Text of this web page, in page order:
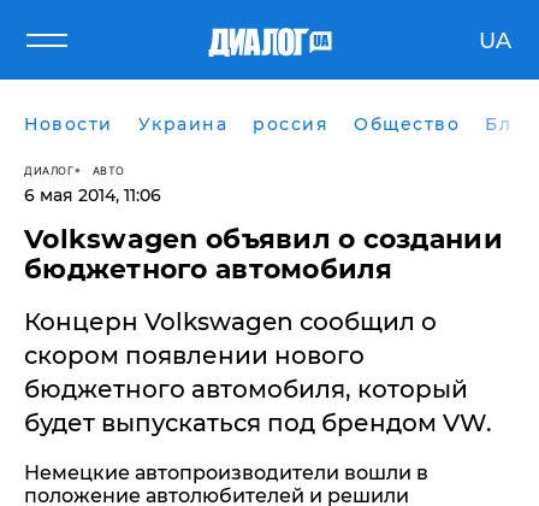
UA
Новости Украина россия Общество
ДИАЛОГ АВТО
6 мая 2014, 11:06
Volkswagen объявил о создании
бюджетного автомобиля
Концерн Volkswagen сообщил о
скором появлении нового
бюджетного автомобиля, который
будет выпускаться под брендом VW.
Немецкие автопроизводители вошли в
положение автолюбителей и решили